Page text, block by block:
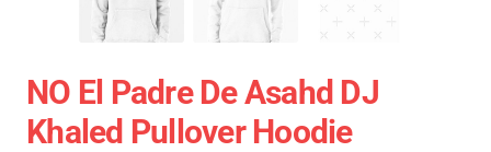
NO El Padre De Asahd DJ
Khaled Pullover Hoodie